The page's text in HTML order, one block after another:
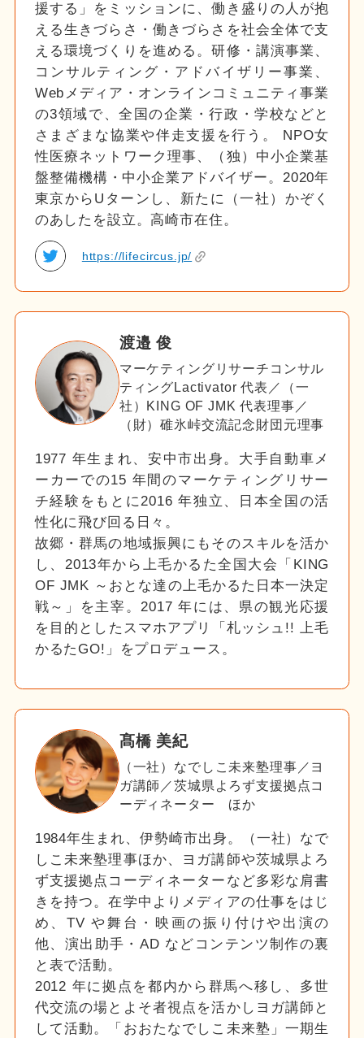
援する」をミッションに、働き盛りの人が抱
える生きづらさ・働きづらさを社会全体で支
える環境づくりを進める。研修・講演事業、
コンサルティング・アドバイザリー事業、
Webメディア・オンラインコミュニティ事業
の3領域で、全国の企業・行政・学校などと
さまざまな協業や伴走支援を行う。 NPO女
性医療ネットワーク理事、（独）中小企業基
盤整備機構・中小企業アドバイザー。2020年
東京からUターンし、新たに（一社）かぞく
のあしたを設立。高崎市在住。
https://lifecircus.jp/
渡邉 俊
マーケティングリサーチコンサル
ティングLactivator 代表／（一
社）KING OF JMK 代表理事／
（財）碓氷峠交流記念財団元理事
1977 年生まれ、安中市出身。大手自動車メ
ーカーでの15 年間のマーケティングリサー
チ経験をもとに2016 年独立、日本全国の活
性化に飛び回る日々。
故郷・群馬の地域振興にもそのスキルを活か
し、2013年から上毛かるた全国大会「KING
OF JMK ～おとな達の上毛かるた日本一決定
戦～」を主宰。2017 年には、県の観光応援
を目的としたスマホアプリ「札ッシュ!! 上毛
かるたGO!」をプロデュース。
髙橋 美紀
（一社）なでしこ未来塾理事／ヨ
ガ講師／茨城県よろず支援拠点コ
ーディネーター ほか
1984年生まれ、伊勢崎市出身。（一社）なで
しこ未来塾理事ほか、ヨガ講師や茨城県よろ
ず支援拠点コーディネーターなど多彩な肩書
きを持つ。在学中よりメディアの仕事をはじ
め、TV や舞台・映画の振り付けや出演の
他、演出助手・AD などコンテンツ制作の裏
と表で活動。
2012 年に拠点を都内から群馬へ移し、多世
代交流の場とよそ者視点を活かしヨガ講師と
して活動。「おおたなでしこ未来塾」一期生